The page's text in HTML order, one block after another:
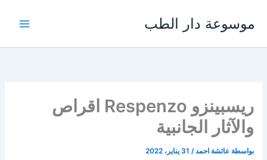
المحتوى
موسوعة دار الطب
ريسبينزو Respenzo اقراص
والآثار الجانبية
بواسطة عائشة احمد/ 31 يناير، 2022